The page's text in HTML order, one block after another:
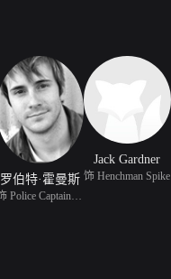
罗伯特·霍曼斯
Jack Gardner
饰 Henchman Spike